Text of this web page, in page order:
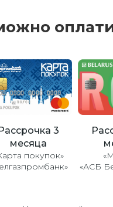
3
месяца
покупок»
«АСБ